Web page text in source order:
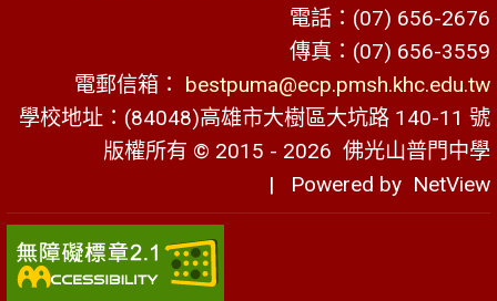
電話：(07) 656-2676
傳真：(07) 656-3559
電郵信箱： bestpuma@ecp.pmsh.khc.edu.tw
學校地址：(84048)高雄市大樹區大坑路 140-11 號
版權所有 © 2015 - 2026 佛光山普門中學
| Powered by NetView